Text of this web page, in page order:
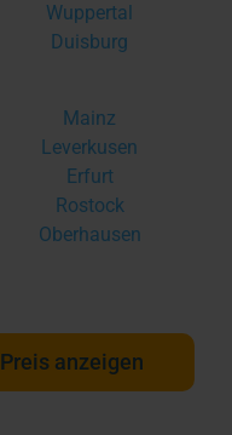
Wuppertal
Duisburg
Mainz
Leverkusen
Erfurt
Rostock
Oberhausen
Preis anzeigen